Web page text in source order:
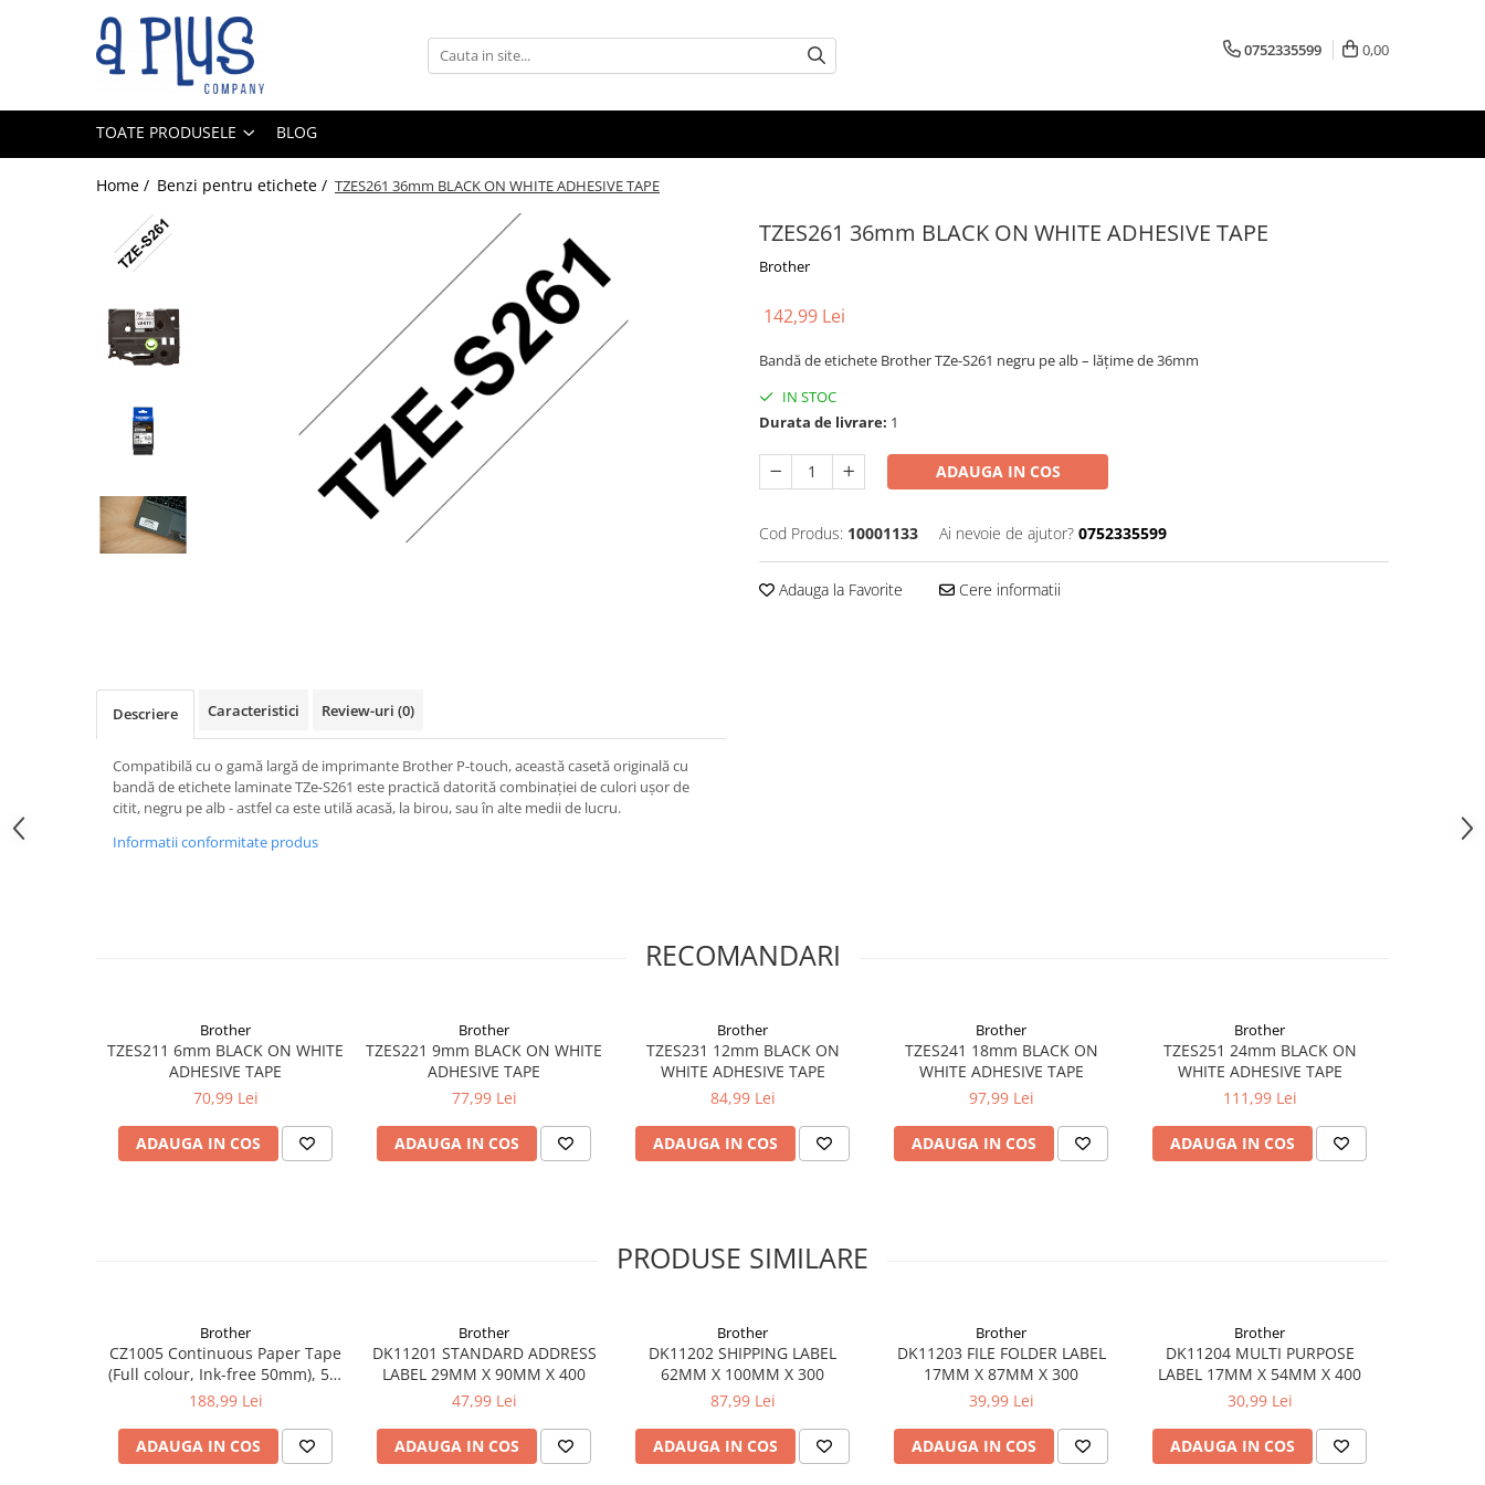
Toate Produsele
Cartuse toner
Kit mentenanta
Unitate cilindru (Drum unit)
0752335599 0,00
TOATE PRODUSELE BLOG
Home / Benzi pentru etichete / TZES261 36mm BLACK ON WHITE ADHESIVE TAPE
TZES261 36mm BLACK ON WHITE ADHESIVE TAPE
Brother
142,99 Lei
Bandă de etichete Brother TZe-S261 negru pe alb – lățime de 36mm
IN STOC
Durata de livrare: 1
ADAUGA IN COS
Cod Produs: 10001133 Ai nevoie de ajutor? 0752335599
Adauga la Favorite Cere informatii
Descriere Caracteristici Review-uri (0)
Compatibilă cu o gamă largă de imprimante Brother P-touch, această casetă originală cu
bandă de etichete laminate TZe-S261 este practică datorită combinației de culori ușor de
citit, negru pe alb - astfel ca este utilă acasă, la birou, sau în alte medii de lucru.
Informatii conformitate produs
RECOMANDARI
Brother
TZES211 6mm BLACK ON WHITE
ADHESIVE TAPE
70,99 Lei
ADAUGA IN COS
Brother
TZES221 9mm BLACK ON WHITE
ADHESIVE TAPE
77,99 Lei
ADAUGA IN COS
Brother
TZES231 12mm BLACK ON
WHITE ADHESIVE TAPE
84,99 Lei
ADAUGA IN COS
Brother
TZES241 18mm BLACK ON
WHITE ADHESIVE TAPE
97,99 Lei
ADAUGA IN COS
Brother
TZES251 24mm BLACK ON
WHITE ADHESIVE TAPE
111,99 Lei
ADAUGA IN COS
PRODUSE SIMILARE
Brother
CZ1005 Continuous Paper Tape
(Full colour, Ink-free 50mm), 5m
lungime; pt. VC-500W
188,99 Lei
ADAUGA IN COS
Brother
DK11201 STANDARD ADDRESS
LABEL 29MM X 90MM X 400
47,99 Lei
ADAUGA IN COS
Brother
DK11202 SHIPPING LABEL
62MM X 100MM X 300
87,99 Lei
ADAUGA IN COS
Brother
DK11203 FILE FOLDER LABEL
17MM X 87MM X 300
39,99 Lei
ADAUGA IN COS
Brother
DK11204 MULTI PURPOSE
LABEL 17MM X 54MM X 400
30,99 Lei
ADAUGA IN COS